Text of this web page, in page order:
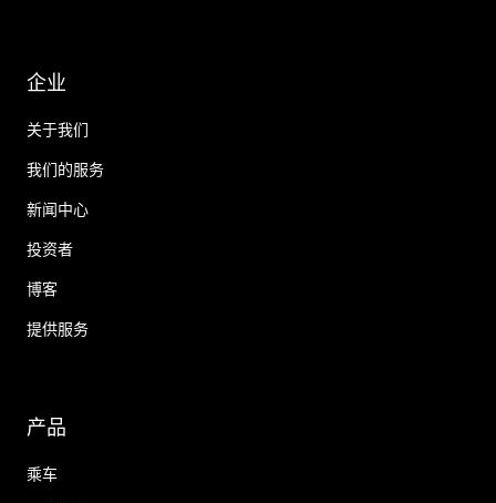
企业
关于我们
我们的服务
新闻中心
投资者
博客
提供服务
产品
乘车